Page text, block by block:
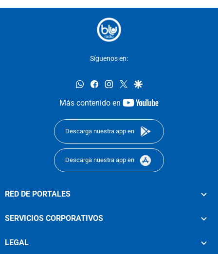
Síguenos en:
whatsappfacebookinstagram
twittergoogle
Más contenido en
youtube-
Descarga nuestra app en
Descarga nuestra app en
RED DE PORTALES
SERVICIOS CORPORATIVOS
LEGAL